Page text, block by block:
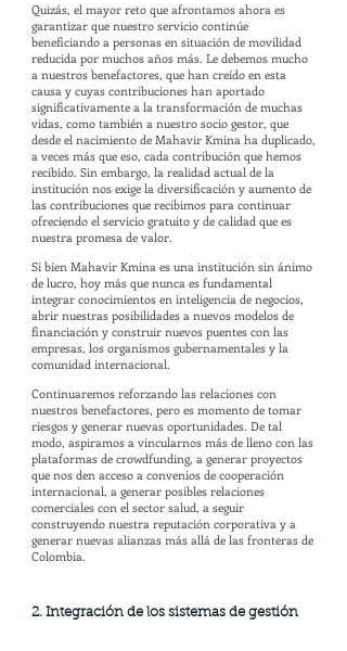
Quizás, el mayor reto que afrontamos ahora es
garantizar que nuestro servicio continúe
beneficiando a personas en situación de movilidad
reducida por muchos años más. Le debemos mucho
a nuestros benefactores, que han creído en esta
causa y cuyas contribuciones han aportado
significativamente a la transformación de muchas
vidas, como también a nuestro socio gestor, que
desde el nacimiento de Mahavir Kmina ha duplicado,
a veces más que eso, cada contribución que hemos
recibido. Sin embargo, la realidad actual de la
institución nos exige la diversificación y aumento de
las contribuciones que recibimos para continuar
ofreciendo el servicio gratuito y de calidad que es
nuestra promesa de valor.
Si bien Mahavir Kmina es una institución sin ánimo
de lucro, hoy más que nunca es fundamental
integrar conocimientos en inteligencia de negocios,
abrir nuestras posibilidades a nuevos modelos de
financiación y construir nuevos puentes con las
empresas, los organismos gubernamentales y la
comunidad internacional.
Continuaremos reforzando las relaciones con
nuestros benefactores, pero es momento de tomar
riesgos y generar nuevas oportunidades. De tal
modo, aspiramos a vincularnos más de lleno con las
plataformas de crowdfunding, a generar proyectos
que nos den acceso a convenios de cooperación
internacional, a generar posibles relaciones
comerciales con el sector salud, a seguir
construyendo nuestra reputación corporativa y a
generar nuevas alianzas más allá de las fronteras de
Colombia.
2. Integración de los sistemas de gestión